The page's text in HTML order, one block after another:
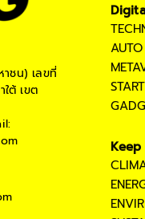
ชน) เลขที่
ต้ เขต
AUTO